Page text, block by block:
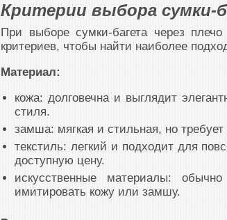
Критерии выбора сумки-
При выборе сумки-багета через
критериев, чтобы найти наиболее
Материал:
кожа: долговечна и выглядит
стиля.
замша: мягкая и стильная, но
текстиль: легкий и подходит для
доступную цену.
искусственные материалы:
имитировать кожу или замшу.